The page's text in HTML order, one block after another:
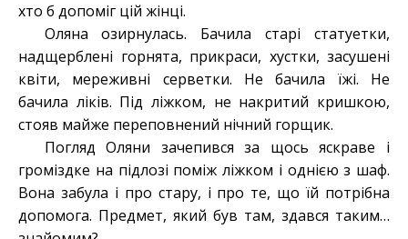
хто б допоміг цій жінці.
Оляна озирнулась. Бачила старі статуетки,
надщерблені горнята, прикраси, хустки, засушені
квіти, мереживні серветки. Не бачила їжі. Не
бачила ліків. Під ліжком, не накритий кришкою,
стояв майже переповнений нічний горщик.
Погляд Оляни зачепився за щось яскраве і
громіздке на підлозі поміж ліжком і однією з шаф.
Вона забула і про стару, і про те, що їй потрібна
допомога. Предмет, який був там, здався таким…